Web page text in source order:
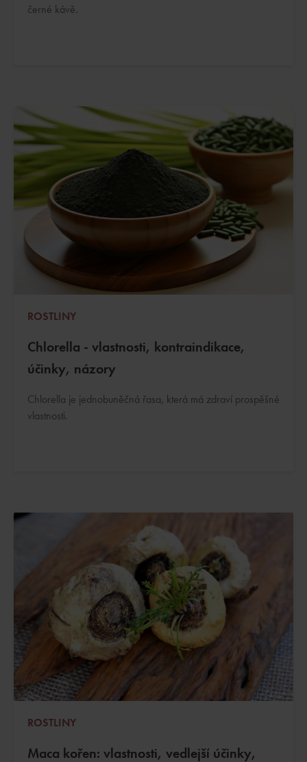
černé kávě.
ROSTLINY
Chlorella - vlastnosti, kontraindikace,
účinky, názory
Chlorella je jednobuněčná řasa, která má zdraví prospěšné
vlastnosti.
ROSTLINY
Maca kořen: vlastnosti, vedlejší účinky,